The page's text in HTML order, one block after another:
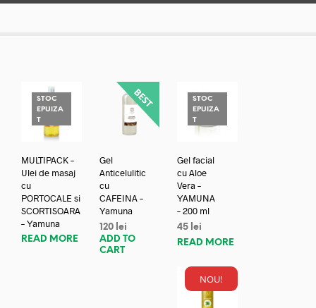
STOC
EPUIZA
T
MULTIPACK –
Ulei de masaj
cu
PORTOCALE si
SCORTISOARA
– Yamuna
READ MORE
Gel
Anticelulitic
cu
CAFEINA –
Yamuna
120 lei
ADD TO
CART
STOC
EPUIZA
T
Gel facial
cu Aloe
Vera –
YAMUNA
– 200 ml
45 lei
READ MORE
NOU!